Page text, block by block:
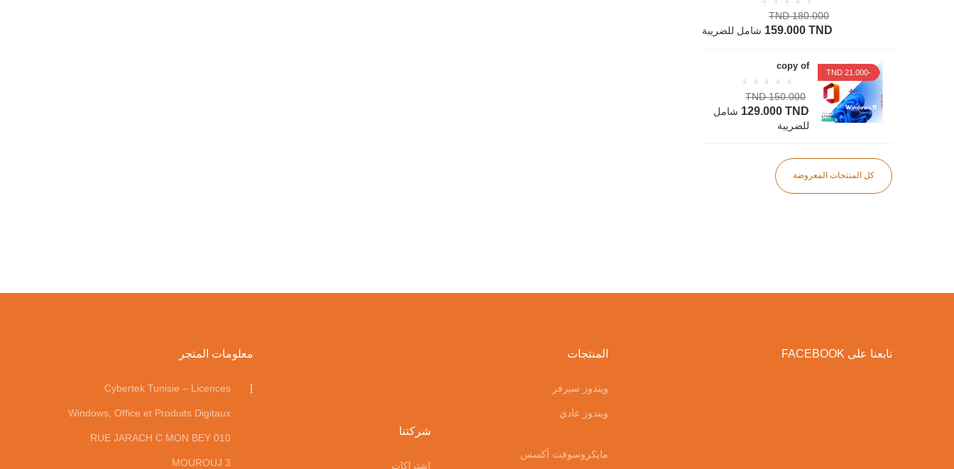
180.000 TND
159.000 TND شامل للضريبة
-21.000 TND
copy of
150.000 TND
129.000 TND شامل
للضريبة
كل المنتجات المعروضة
تابعنا على FACEBOOK المنتجات
ويندوز سيرفر
ويندوز عادي
مايكروسوفت أكسس
شركتنا
اشتراكات
معلومات المتجر
Cybertek Tunisie – Licences
Windows, Office et Produits Digitaux
010 RUE JARACH C MON BEY
MOUROUJ 3